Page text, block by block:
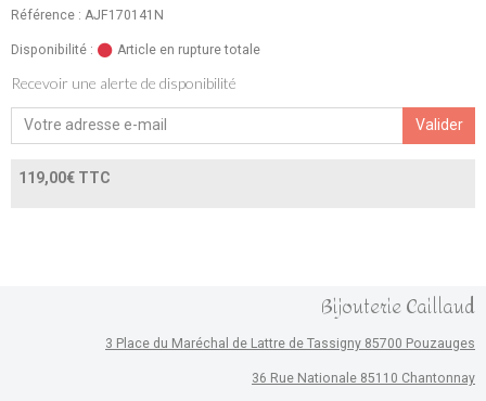
Référence : AJF170141N
Disponibilité : Article en rupture totale
Recevoir une alerte de disponibilité
Valider
119,00€ TTC
Bijouterie Caillaud
3 Place du Maréchal de Lattre de Tassigny 85700 Pouzauges
36 Rue Nationale 85110 Chantonnay